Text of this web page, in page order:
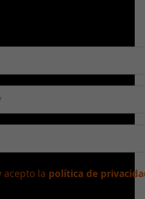
acepto la política de